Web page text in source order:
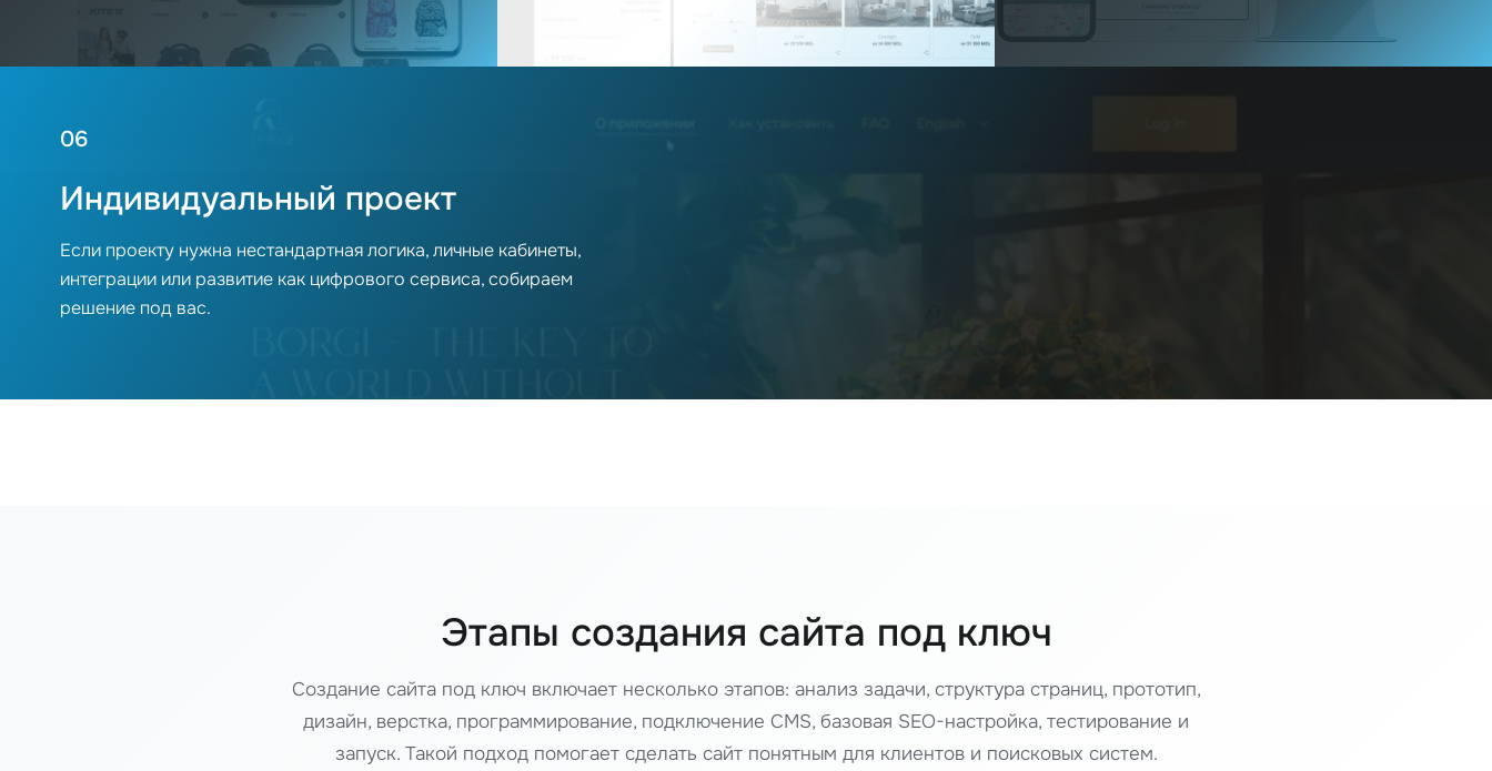
06
Индивидуальный проект
Если проекту нужна нестандартная логика, личные кабинеты,
интеграции или развитие как цифрового сервиса, собираем
решение под вас.
Этапы создания сайта под ключ
Создание сайта под ключ включает несколько этапов: анализ задачи, структура страниц, прототип,
дизайн, верстка, программирование, подключение CMS, базовая SEO-настройка, тестирование и
запуск. Такой подход помогает сделать сайт понятным для клиентов и поисковых систем.